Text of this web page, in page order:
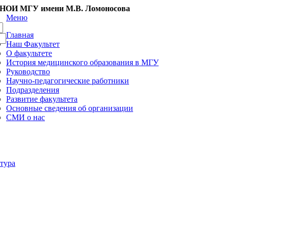
МГУ имени М.В. Ломоносова
Меню
Главная
Наш Факультет
О факультете
История медицинского образования в МГУ
Руководство
Научно-педагогические работники
Подразделения
Развитие факультета
Основные сведения об организации
СМИ о нас